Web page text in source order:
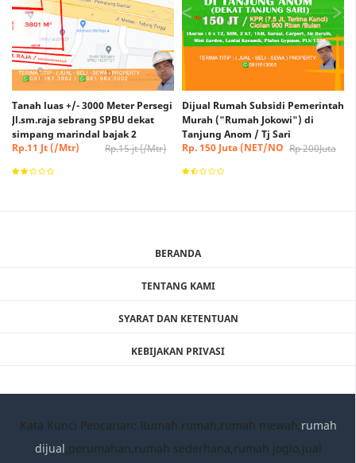
Tanah luas +/- 3000 Meter Persegi
Jl.sm.raja sebrang SPBU dekat
simpang marindal bajak 2
Rp.15 jt (/Mtr)
Rp.11 Jt (/Mtr)
Dijual Rumah Subsidi Pemerintah
Murah ("Rumah Jokowi") di
Tanjung Anom / Tj Sari
Rp 200Juta
Rp. 150 Juta (NET/NO
BERANDA
TENTANG KAMI
SYARAT DAN KETENTUAN
KEBIJAKAN PRIVASI
Kata Kunci Pencarian: Rumah rumah,rumah mewah,rumah
dijual,perumahan,rumah sederhana,rumah joglo,jual